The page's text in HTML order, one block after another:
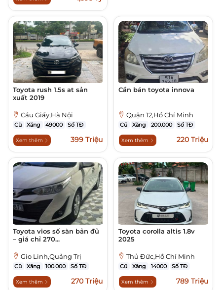
Toyota rush 1.5s at sản
xuất 2019
Cầu Giấy,Hà Nội
Cũ Xăng 49000 Số TĐ
Xem thêm 399 Triệu
Cần bán toyota innova
Quận 12,Hồ Chí Minh
Cũ Xăng 200.000 Số TĐ
Xem thêm 220 Triệu
Toyota vios số sàn bản đủ
– giá chỉ 270...
Gio Linh,Quảng Trị
Cũ Xăng 100.000 Số TĐ
Xem thêm 270 Triệu
Toyota corolla altis 1.8v
2025
Thủ Đức,Hồ Chí Minh
Cũ Xăng 14000 Số TĐ
Xem thêm 789 Triệu